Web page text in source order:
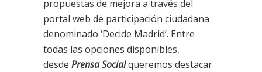
propuestas de mejora a través del
portal web de participación ciudadana
denominado ‘Decide Madrid’. Entre
todas las opciones disponibles,
desde PrensaSocialqueremos destacar